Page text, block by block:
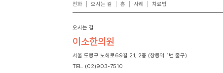
전화 오시는 길 홈 사례 치료법
오시는 길
이소한의원
서울 도봉구 노해로69길 21, 2층 (창동역 1번 출구)
TEL. (02)903-7510